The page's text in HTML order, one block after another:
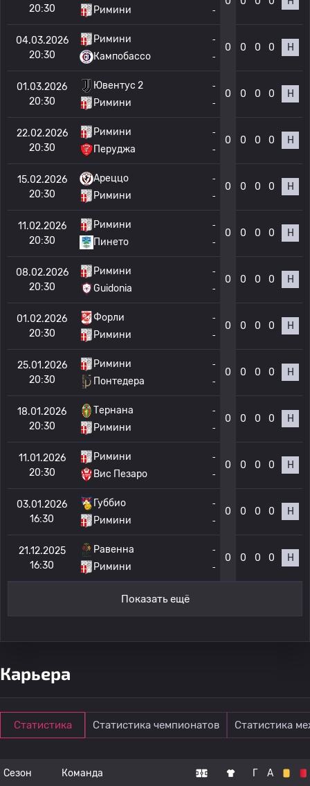
20:30
Римини
-
04.03.2026
20:30
Римини
Кампобассо
-
-
0 0 0 0 Н
01.03.2026
20:30
Ювентус 2
Римини
-
-
0 0 0 0 Н
22.02.2026
20:30
Римини
Перуджа
-
-
0 0 0 0 Н
15.02.2026
20:30
Ареццо
Римини
-
-
0 0 0 0 Н
11.02.2026
20:30
Римини
Пинето
-
-
0 0 0 0 Н
08.02.2026
20:30
Римини
Guidonia
-
-
0 0 0 0 Н
01.02.2026
20:30
Форли
Римини
-
-
0 0 0 0 Н
25.01.2026
20:30
Римини
Понтедера
-
-
0 0 0 0 Н
18.01.2026
20:30
Тернана
Римини
-
-
0 0 0 0 Н
11.01.2026
20:30
Римини
Вис Пезаро
-
-
0 0 0 0 Н
03.01.2026
16:30
Губбио
Римини
-
-
0 0 0 0 Н
21.12.2025
16:30
Равенна
Римини
-
-
0 0 0 0 Н
Показать ещё
Карьера
Статистика Статистика чемпионатов Статистика
Сезон Команда Г А